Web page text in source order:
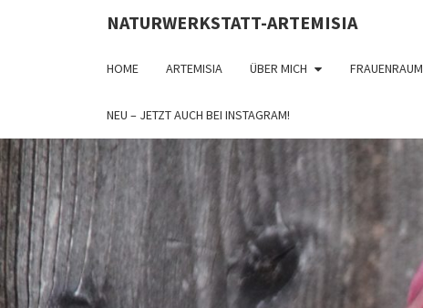
NATURWERKSTATT-ARTEMISIA
HOME ARTEMISIA ÜBER MICH FRAUENRAUM
NEU – JETZT AUCH BEI INSTAGRAM!